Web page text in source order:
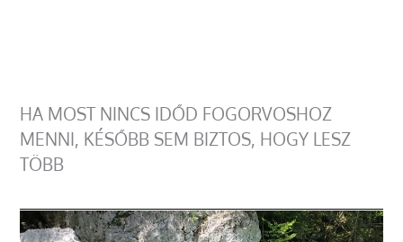
HA MOST NINCS IDŐD FOGORVOSHOZ
MENNI, KÉSŐBB SEM BIZTOS, HOGY LESZ
TÖBB